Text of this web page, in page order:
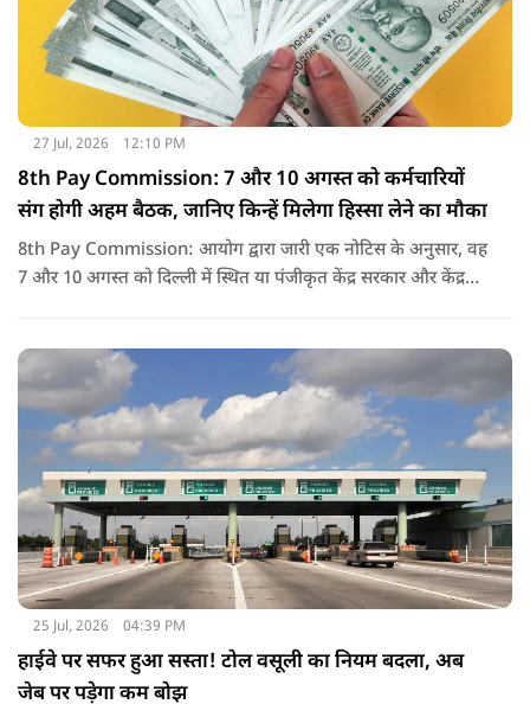
27 Jul, 2026 12:10 PM
8th Pay Commission: 7 और 10 अगस्त को कर्मचारियों
संग होगी अहम बैठक, जानिए किन्हें मिलेगा हिस्सा लेने का मौका
8th Pay Commission: आयोग द्वारा जारी एक नोटिस के अनुसार, वह
7 और 10 अगस्त को दिल्ली में स्थित या पंजीकृत केंद्र सरकार और केंद्र
25 Jul, 2026 04:39 PM
हाईवे पर सफर हुआ सस्ता! टोल वसूली का नियम बदला, अब
जेब पर पड़ेगा कम बोझ